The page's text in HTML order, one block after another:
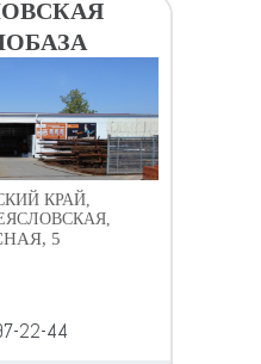
КРАЙ,
5
22-44